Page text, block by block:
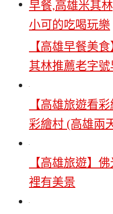
【高雄早餐美
其林推薦老字
【高雄旅遊看
彩繪村 (高雄兩
【高雄旅遊】
裡有美景